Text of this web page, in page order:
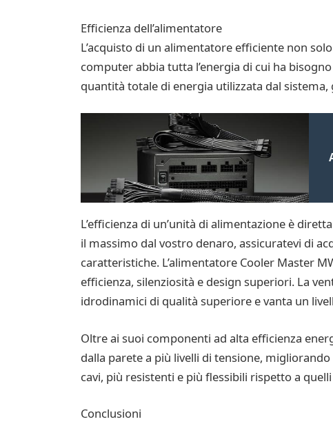
Efficienza dell’alimentatore
L’acquisto di un alimentatore efficiente non
computer abbia tutta l’energia di cui ha
quantità totale di energia utilizzata dal
L’efficienza di un’unità di alimentazione è
il massimo dal vostro denaro, assicuratevi di
caratteristiche. L’alimentatore Cooler Master
efficienza, silenziosità e design superiori. La
idrodinamici di qualità superiore e vanta un
Oltre ai suoi componenti ad alta efficienza
dalla parete a più livelli di tensione, migliorando
cavi, più resistenti e più flessibili rispetto a
Conclusioni